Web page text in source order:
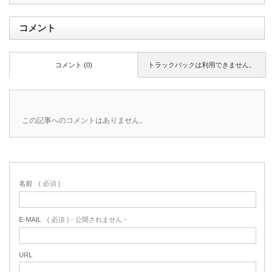
コメント
トラックバックは利用できません。
コメント (0)
この記事へのコメントはありません。
名前 ( 必須 )
E-MAIL ( 必須 ) - 公開されません -
URL